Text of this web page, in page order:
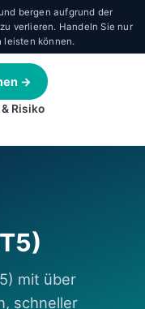
bergen aufgrund der
verlieren. Handeln Sie nur
leisten können.
Risiko
→
mit über
schneller